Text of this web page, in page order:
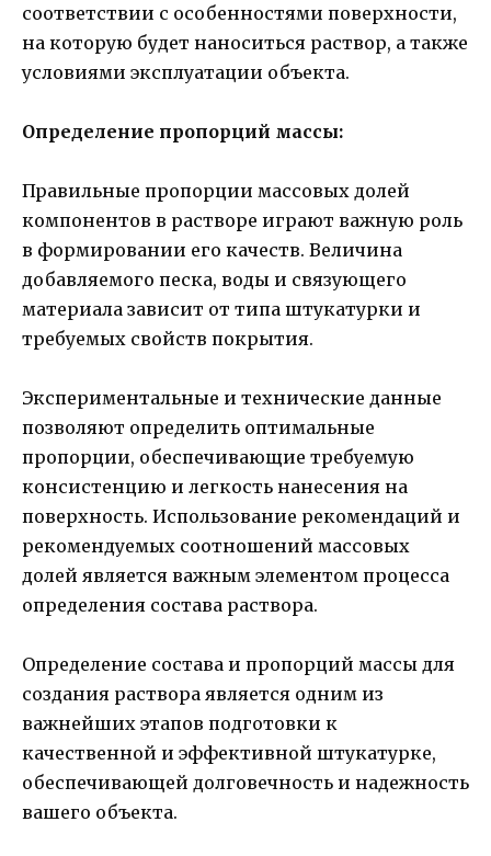
соответствии с особенностями поверхности,
на которую будет наноситься раствор, а также
условиями эксплуатации объекта.
Определение пропорций массы:
Правильные пропорции массовых долей
компонентов в растворе играют важную роль
в формировании его качеств. Величина
добавляемого песка, воды и связующего
материала зависит от типа штукатурки и
требуемых свойств покрытия.
Экспериментальные и технические данные
позволяют определить оптимальные
пропорции, обеспечивающие требуемую
консистенцию и легкость нанесения на
поверхность. Использование рекомендаций и
рекомендуемых соотношений массовых
долей является важным элементом процесса
определения состава раствора.
Определение состава и пропорций массы для
создания раствора является одним из
важнейших этапов подготовки к
качественной и эффективной штукатурке,
обеспечивающей долговечность и надежность
вашего объекта.